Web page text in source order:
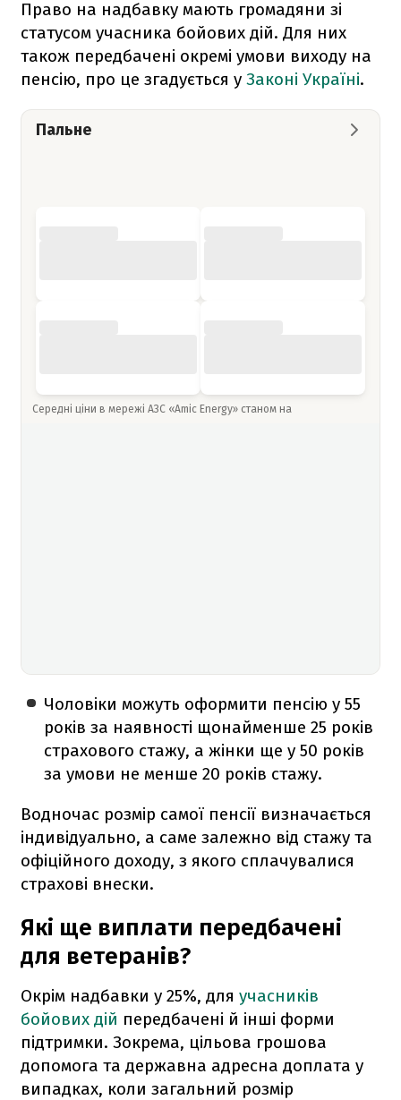
Право на надбавку мають громадяни зі
статусом учасника бойових дій. Для них
також передбачені окремі умови виходу на
пенсію, про це згадується у Законі Україні.
Пальне
Середні ціни в мережі АЗС «Amic Energy» станом на
Чоловіки можуть оформити пенсію у 55
років за наявності щонайменше 25 років
страхового стажу, а жінки ще у 50 років
за умови не менше 20 років стажу.
Водночас розмір самої пенсії визначається
індивідуально, а саме залежно від стажу та
офіційного доходу, з якого сплачувалися
страхові внески.
Які ще виплати передбачені
для ветеранів?
Окрім надбавки у 25%, для учасників
бойових дій передбачені й інші форми
підтримки. Зокрема, цільова грошова
допомога та державна адресна доплата у
випадках, коли загальний розмір